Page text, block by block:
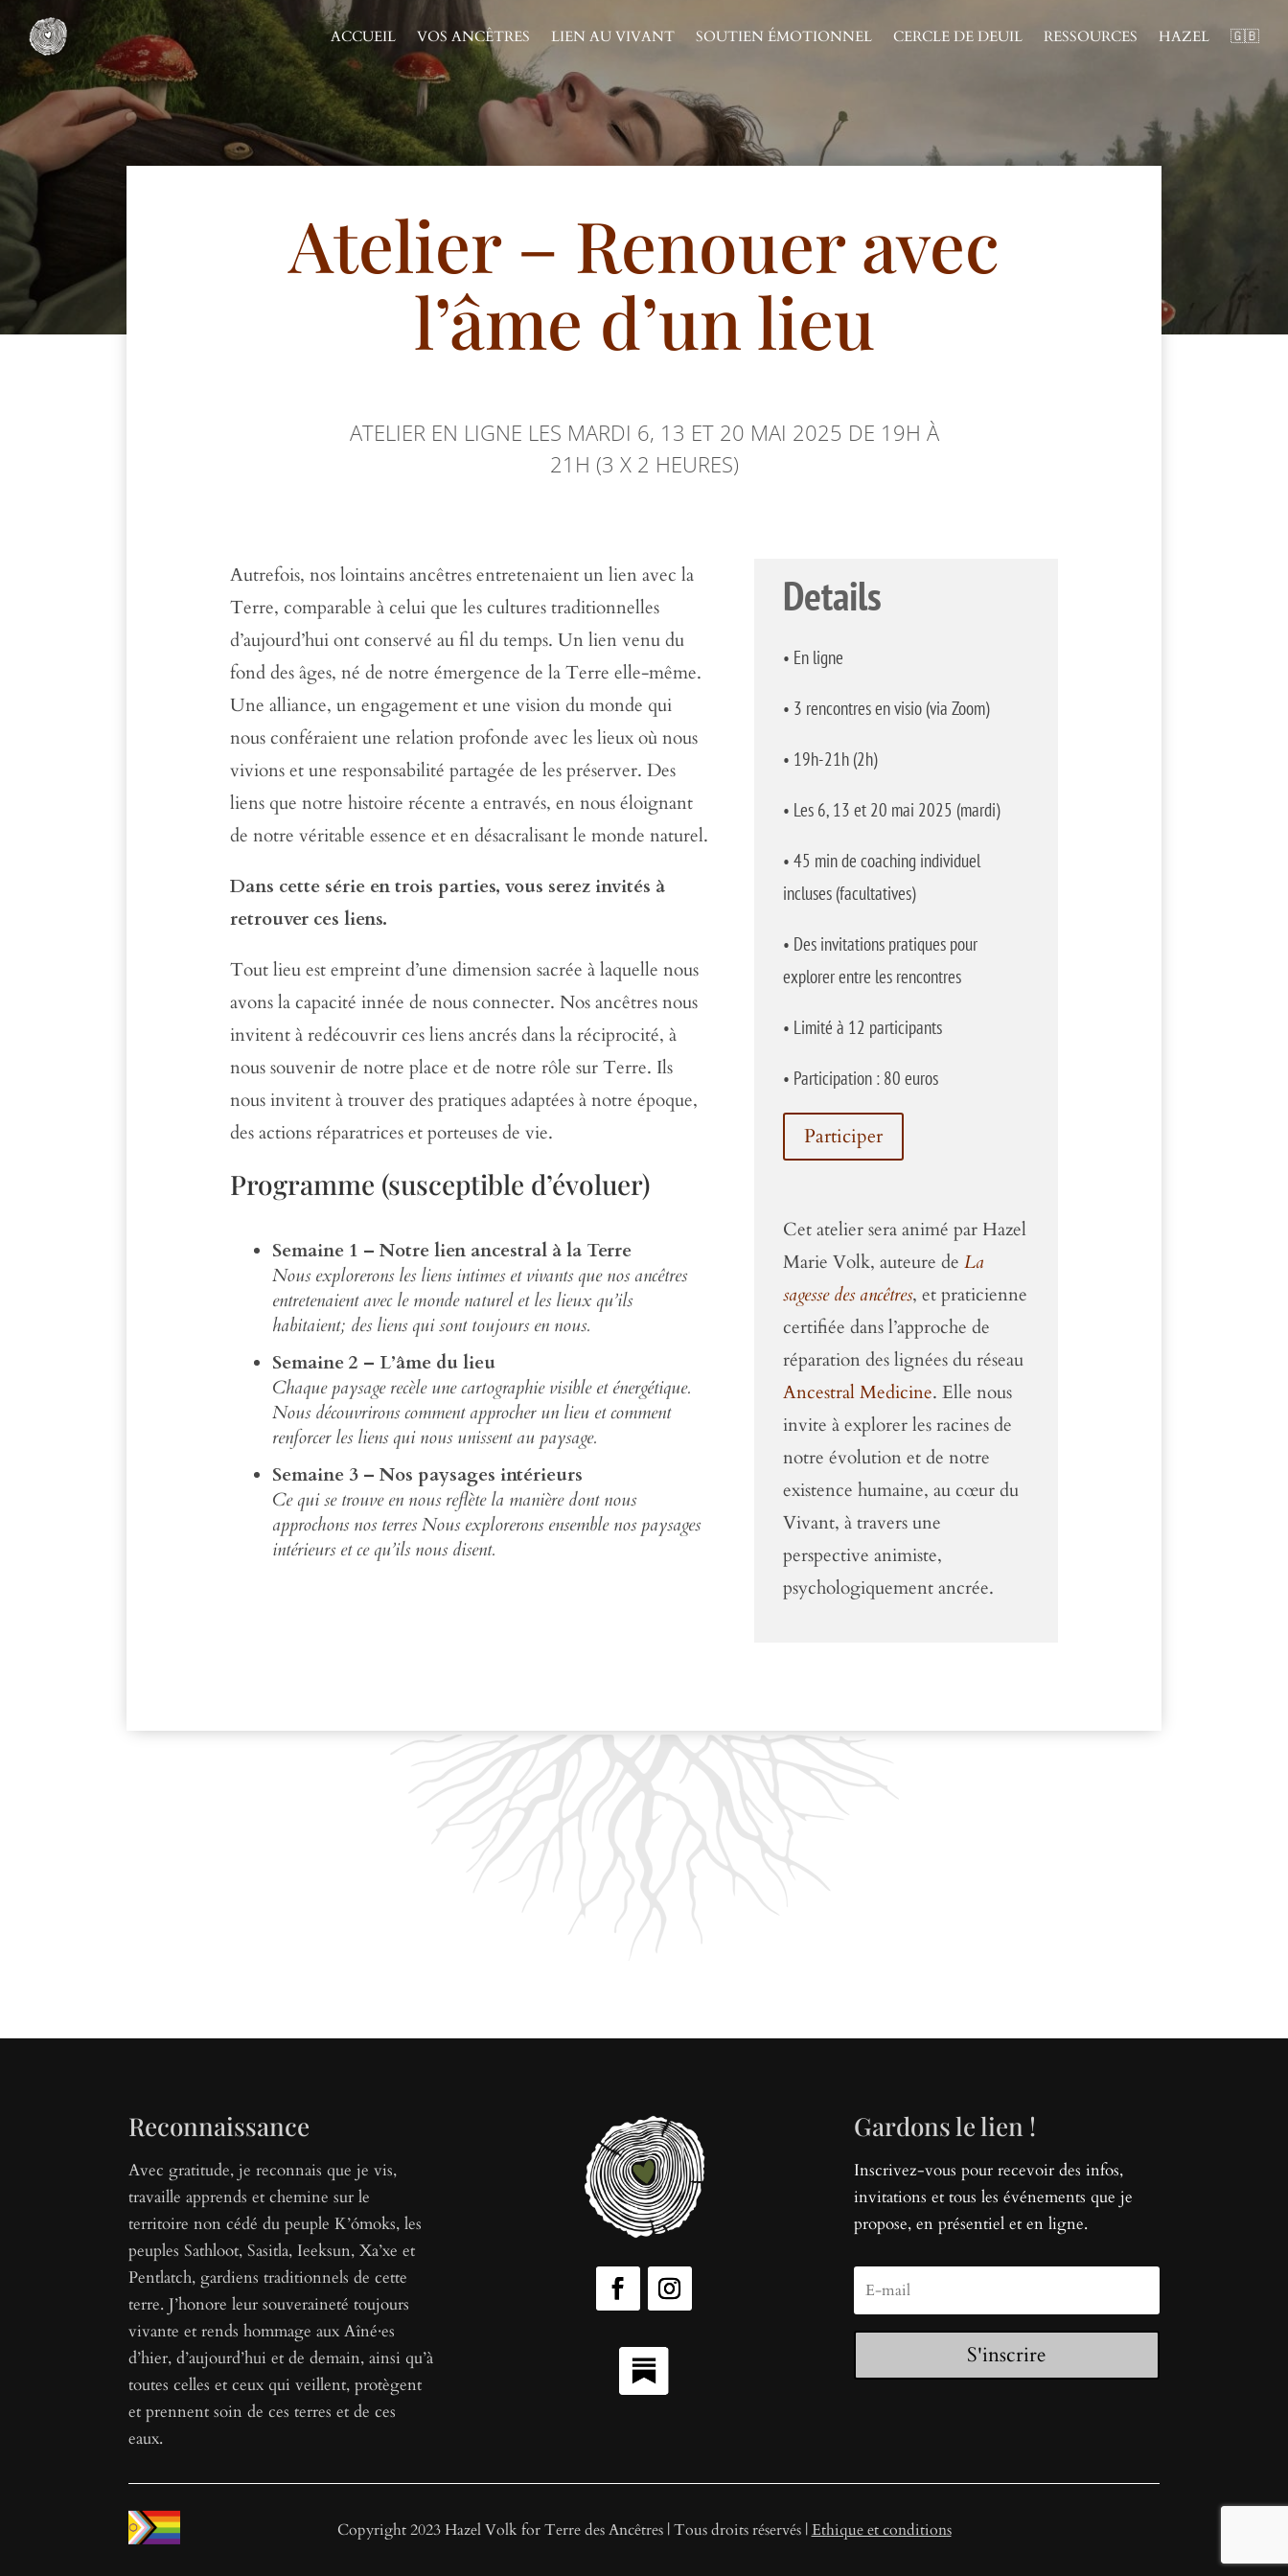
ACCUEIL VOS ANCÊTRES LIEN AU VIVANT SOUTIEN ÉMOTIONNEL CERCLE DE DEUIL RESSOURCES HAZEL 🇬🇧
Atelier – Renouer avec
l’âme d’un lieu
ATELIER EN LIGNE LES MARDI 6, 13 ET 20 MAI 2025 DE 19H À
21H (3 X 2 HEURES)
Autrefois, nos lointains ancêtres entretenaient un lien avec la
Terre, comparable à celui que les cultures traditionnelles
d’aujourd’hui ont conservé au fil du temps. Un lien venu du
fond des âges, né de notre émergence de la Terre elle-même.
Une alliance, un engagement et une vision du monde qui
nous conféraient une relation profonde avec les lieux où nous
vivions et une responsabilité partagée de les préserver. Des
liens que notre histoire récente a entravés, en nous éloignant
de notre véritable essence et en désacralisant le monde naturel.
Dans cette série en trois parties, vous serez invités à
retrouver ces liens.
Tout lieu est empreint d’une dimension sacrée à laquelle nous
avons la capacité innée de nous connecter. Nos ancêtres nous
invitent à redécouvrir ces liens ancrés dans la réciprocité, à
nous souvenir de notre place et de notre rôle sur Terre. Ils
nous invitent à trouver des pratiques adaptées à notre époque,
des actions réparatrices et porteuses de vie.
Programme (susceptible d’évoluer)
Semaine 1 – Notre lien ancestral à la Terre
Nous explorerons les liens intimes et vivants que nos ancêtres
entretenaient avec le monde naturel et les lieux qu’ils
habitaient; des liens qui sont toujours en nous.
Semaine 2 – L’âme du lieu
Chaque paysage recèle une cartographie visible et énergétique.
Nous découvrirons comment approcher un lieu et comment
renforcer les liens qui nous unissent au paysage.
Semaine 3 – Nos paysages intérieurs
Ce qui se trouve en nous reflète la manière dont nous
approchons nos terres Nous explorerons ensemble nos paysages
intérieurs et ce qu’ils nous disent.
Details
• En ligne
• 3 rencontres en visio (via Zoom)
• 19h-21h (2h)
• Les 6, 13 et 20 mai 2025 (mardi)
• 45 min de coaching individuel
incluses (facultatives)
• Des invitations pratiques pour
explorer entre les rencontres
• Limité à 12 participants
• Participation : 80 euros
Participer
Cet atelier sera animé par Hazel
Marie Volk, auteure de La
sagesse des ancêtres, et praticienne
certifiée dans l’approche de
réparation des lignées du réseau
Ancestral Medicine. Elle nous
invite à explorer les racines de
notre évolution et de notre
existence humaine, au cœur du
Vivant, à travers une
perspective animiste,
psychologiquement ancrée.
Reconnaissance
Avec gratitude, je reconnais que je vis,
travaille apprends et chemine sur le
territoire non cédé du peuple K’ómoks, les
peuples Sathloot, Sasitla, Ieeksun, Xa’xe et
Pentlatch, gardiens traditionnels de cette
terre. J’honore leur souveraineté toujours
vivante et rends hommage aux Aîné·es
d’hier, d’aujourd’hui et de demain, ainsi qu’à
toutes celles et ceux qui veillent, protègent
et prennent soin de ces terres et de ces
eaux.
Gardons le lien !
Inscrivez-vous pour recevoir des infos,
invitations et tous les événements que je
propose, en présentiel et en ligne.
S'inscrire
Copyright 2023 Hazel Volk for Terre des Ancêtres | Tous droits réservés |Ethique et conditions